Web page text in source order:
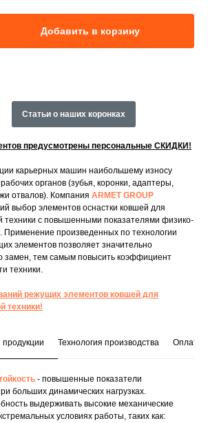
Добавить в корзину
Статьи о наших коронках
предусмотрены персональные СКИДКИ!
карьерных машин наибольшему износу
органов (зубья, коронки, адаптеры,
отвалов). Компания ARMET GROUP
выбор элементов оснастки ковшей для
техники с повышенными показателями физико-
Применение произведенных по технологии
элементов позволяет значительно
замен, тем самым повысить коэффициент
техники.
режущих элементов ковшей для
техники!
Технология производства Оплата
- повышенные показатели
больших динамических нагрузках.
выдерживать высокие механические
условиях работы, таких как: